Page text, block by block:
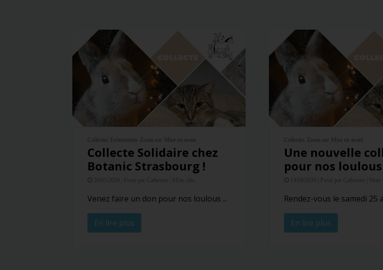
Collectes Evènements Zoom sur Mise en avant
Collecte Solidaire chez
Botanic Strasbourg !
Posté par Catherine |
Venez faire un don pour nos loulous ...
En lire plus
Collectes Zoom sur Mise en avant
Une nouvelle
pour nos
14/04/2026 | Posté par Catherine |
Rendez-vous le samedi 25
En lire plus